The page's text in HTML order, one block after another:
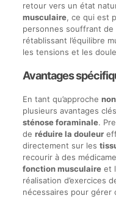
retour vers un état
musculaire, ce qui est
personnes souffrant de
rétablissant l’équilibre
les tensions et les
Avantages
En tant qu’approche
plusieurs avantages
sténose foraminale.
de réduire la douleur
directement sur les
recourir à des
fonction musculaireet
réalisation d’exercices
nécessaires pour gérer